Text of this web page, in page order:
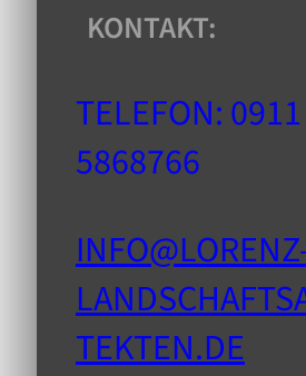
KONTAKT:
TELEFON: 0911
5868766
TEKTEN.DE